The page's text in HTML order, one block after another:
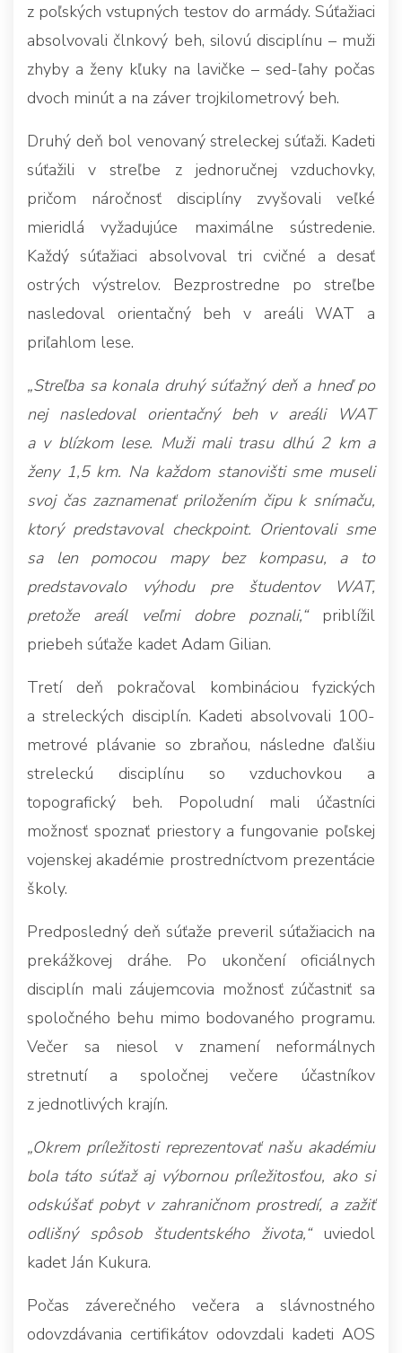
z poľských vstupných testov do armády. Súťažiaci
absolvovali člnkový beh, silovú disciplínu – muži
zhyby a ženy kľuky na lavičke – sed-ľahy počas
dvoch minút a na záver trojkilometrový beh.
Druhý deň bol venovaný streleckej súťaži. Kadeti
súťažili v streľbe z jednoručnej vzduchovky,
pričom náročnosť disciplíny zvyšovali veľké
mieridlá vyžadujúce maximálne sústredenie.
Každý súťažiaci absolvoval tri cvičné a desať
ostrých výstrelov. Bezprostredne po streľbe
nasledoval orientačný beh v areáli WAT a
priľahlom lese.
„Streľba sa konala druhý súťažný deň a hneď po
nej nasledoval orientačný beh v areáli WAT
a v blízkom lese. Muži mali trasu dlhú 2 km a
ženy 1,5 km. Na každom stanovišti sme museli
svoj čas zaznamenať priložením čipu k snímaču,
ktorý predstavoval checkpoint. Orientovali sme
sa len pomocou mapy bez kompasu, a to
predstavovalo výhodu pre študentov WAT,
pretože areál veľmi dobre poznali,“priblížil
priebeh súťaže kadet Adam Gilian.
Tretí deň pokračoval kombináciou fyzických
a streleckých disciplín. Kadeti absolvovali 100-
metrové plávanie so zbraňou, následne ďalšiu
streleckú disciplínu so vzduchovkou a
topografický beh. Popoludní mali účastníci
možnosť spoznať priestory a fungovanie poľskej
vojenskej akadémie prostredníctvom prezentácie
školy.
Predposledný deň súťaže preveril súťažiacich na
prekážkovej dráhe. Po ukončení oficiálnych
disciplín mali záujemcovia možnosť zúčastniť sa
spoločného behu mimo bodovaného programu.
Večer sa niesol v znamení neformálnych
stretnutí a spoločnej večere účastníkov
z jednotlivých krajín.
„Okrem príležitosti reprezentovať našu akadémiu
bola táto súťaž aj výbornou príležitosťou, ako si
odskúšať pobyt v zahraničnom prostredí, a zažiť
odlišný spôsob študentského života,“uviedol
kadet Ján Kukura.
Počas záverečného večera a slávnostného
odovzdávania certifikátov odovzdali kadeti AOS